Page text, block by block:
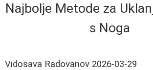
Najbolje Metode za
s Noga
Vidosava Radovanov 2026-03-29